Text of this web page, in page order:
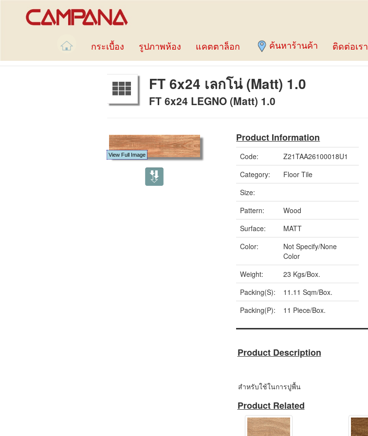
กระเบื้อง รูปภาพห้อง แคตตาล็อก ค้นหาร้านค้า ติดต่อเรา
FT 6x24 เลกโน่ (Matt) 1.0
FT 6x24 LEGNO (Matt) 1.0
Product Information
Code:
Z21TAA26100018U1
Category:
Floor Tile
Size:
Pattern:
Wood
Surface:
MATT
Color:
Not Specify/None
Color
Weight:
23 Kgs/Box.
Packing(S):
11.11 Sqm/Box.
Packing(P):
11 Piece/Box.
Product Description
สำหรับใช้ในการปูพื้น
Product Related
View Full Image